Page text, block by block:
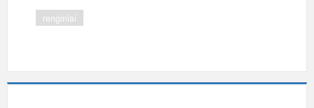
renginiai